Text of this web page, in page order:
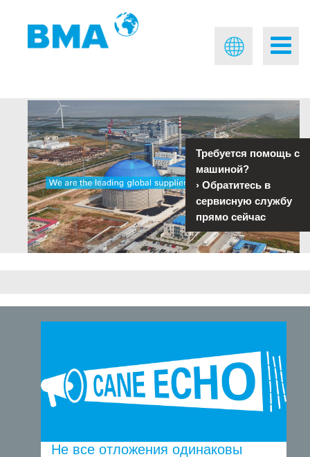
Не все отложения одинаковы
Требуется помощь с
машиной?
› Обратитесь в
сервисную службу
прямо сейчас